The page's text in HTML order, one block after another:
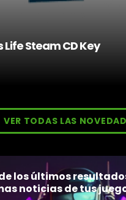
Steam CD Key
VER TODAS LAS
los últimos
noticias de tus